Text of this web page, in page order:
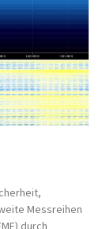
Messreihen
durch